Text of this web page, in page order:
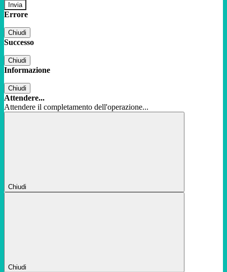
Errore
Chiudi
Successo
Chiudi
Informazione
Chiudi
Attendere...
Attendere il completamento dell'operazione...
Chiudi
Chiudi